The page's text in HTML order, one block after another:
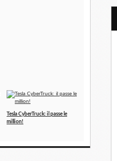
Tesla CyberTruck: il passe le
million!